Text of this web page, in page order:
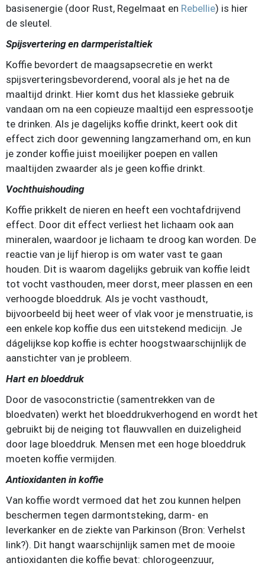
basisenergie (door Rust, Regelmaat en Rebellie) is hier
de sleutel.
Spijsvertering en darmperistaltiek
Koffie bevordert de maagsapsecretie en werkt
spijsverteringsbevorderend, vooral als je het na de
maaltijd drinkt. Hier komt dus het klassieke gebruik
vandaan om na een copieuze maaltijd een espressootje
te drinken. Als je dagelijks koffie drinkt, keert ook dit
effect zich door gewenning langzamerhand om, en kun
je zonder koffie juist moeilijker poepen en vallen
maaltijden zwaarder als je geen koffie drinkt.
Vochthuishouding
Koffie prikkelt de nieren en heeft een vochtafdrijvend
effect. Door dit effect verliest het lichaam ook aan
mineralen, waardoor je lichaam te droog kan worden. De
reactie van je lijf hierop is om water vast te gaan
houden. Dit is waarom dagelijks gebruik van koffie leidt
tot vocht vasthouden, meer dorst, meer plassen en een
verhoogde bloeddruk. Als je vocht vasthoudt,
bijvoorbeeld bij heet weer of vlak voor je menstruatie, is
een enkele kop koffie dus een uitstekend medicijn. Je
dágelijkse kop koffie is echter hoogstwaarschijnlijk de
aanstichter van je probleem.
Hart en bloeddruk
Door de vasoconstrictie (samentrekken van de
bloedvaten) werkt het bloeddrukverhogend en wordt het
gebruikt bij de neiging tot flauwvallen en duizeligheid
door lage bloeddruk. Mensen met een hoge bloeddruk
moeten koffie vermijden.
Antioxidanten in koffie
Van koffie wordt vermoed dat het zou kunnen helpen
beschermen tegen darmontsteking, darm- en
leverkanker en de ziekte van Parkinson (Bron: Verhelst
link?). Dit hangt waarschijnlijk samen met de mooie
antioxidanten die koffie bevat: chlorogeenzuur,